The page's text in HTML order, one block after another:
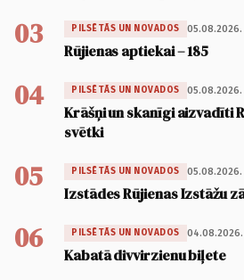
03 PILSĒTĀS UN NOVADOS 05.08.2026.
Rūjienas aptiekai – 185
04 PILSĒTĀS UN NOVADOS 05.08.2026.
Krāšņi un skanīgi aizvadīti
svētki
05 PILSĒTĀS UN NOVADOS 05.08.2026.
Izstādes Rūjienas Izstāžu
06 PILSĒTĀS UN NOVADOS 04.08.2026.
Kabatā divvirzienu biļete